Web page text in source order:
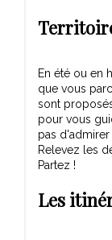
En été ou en
que vous
sont
pour vous
pas
Relevez les
Partez !
Les